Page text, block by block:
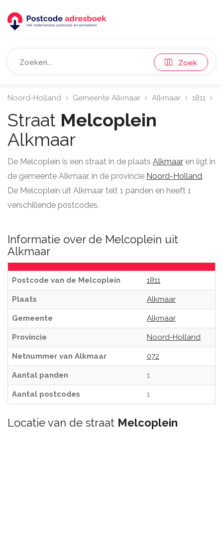
Zoek
Noord-Holland Gemeente Alkmaar Alkmaar 1811
Straat Melcoplein
Alkmaar
De Melcoplein is een straat in de plaats Alkmaar en ligt in
de gemeente Alkmaar, in de provincie Noord-Holland.
De Melcoplein uit Alkmaar telt 1 panden en heeft 1
verschillende postcodes.
Informatie over de Melcoplein uit
Alkmaar
Postcode van de Melcoplein 1811
Plaats Alkmaar
Gemeente Alkmaar
Provincie Noord-Holland
Netnummer van Alkmaar 072
Aantal panden 1
Aantal postcodes 1
Locatie van de straat Melcoplein